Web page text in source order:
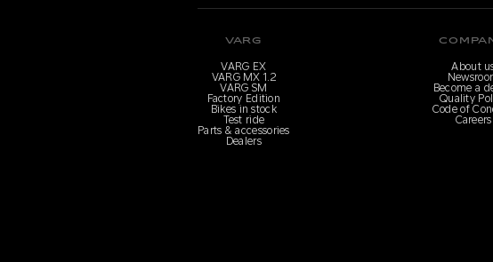
VARG
VARG EX
VARG MX 1.2
VARG SM
Factory Edition
Bikes in stock
Test ride
Parts & accessories
Dealers
About
Become a
Quality
Code of
Careers